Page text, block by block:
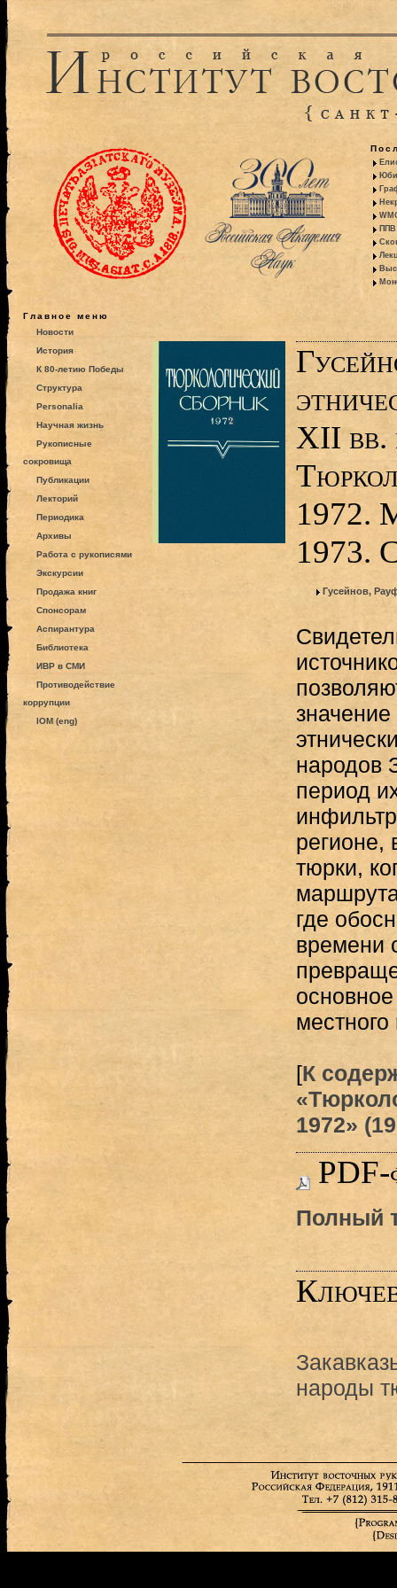
ППВ
Главное меню
Новости
История
К 80-летию Победы
Структура
Personalia
Научная жизнь
Рукописные
сокровища
Публикации
Лекторий
Периодика
Архивы
Работа с рукописями
Экскурсии
Продажа книг
Спонсорам
Аспирантура
Библиотека
ИВР в СМИ
Противодействие
коррупции
IOM (eng)
XII вв.
1972.
1973.
Гусейнов,
народов
период
регионе,
тюрки,
где
времени
[К
1972»
PDF-
Полный
народы